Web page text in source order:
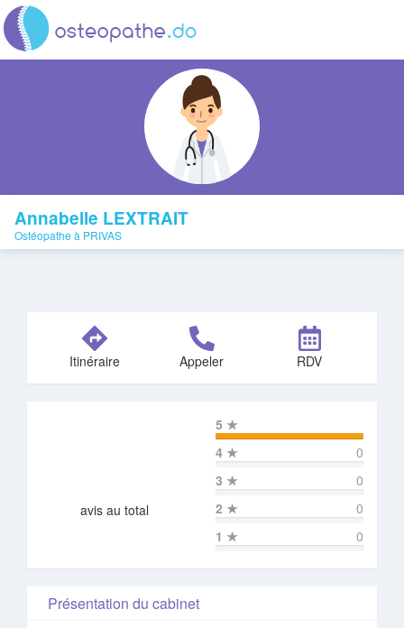
Annabelle LEXTRAIT
Ostéopathe à PRIVAS
Itinéraire Appeler RDV
avis au total
5 ★
4 ★
0
3 ★
0
2 ★
0
1 ★ 0
Présentation du cabinet